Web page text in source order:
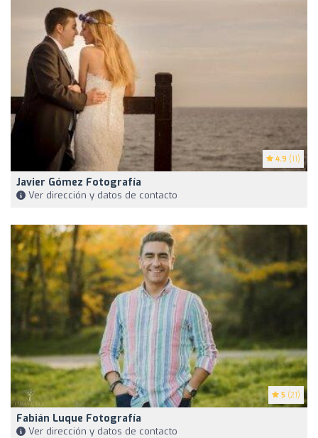
4.9 (11)
Javier Gómez Fotografía
Ver dirección y datos de contacto
5 (21)
Fabián Luque Fotografía
Ver dirección y datos de contacto